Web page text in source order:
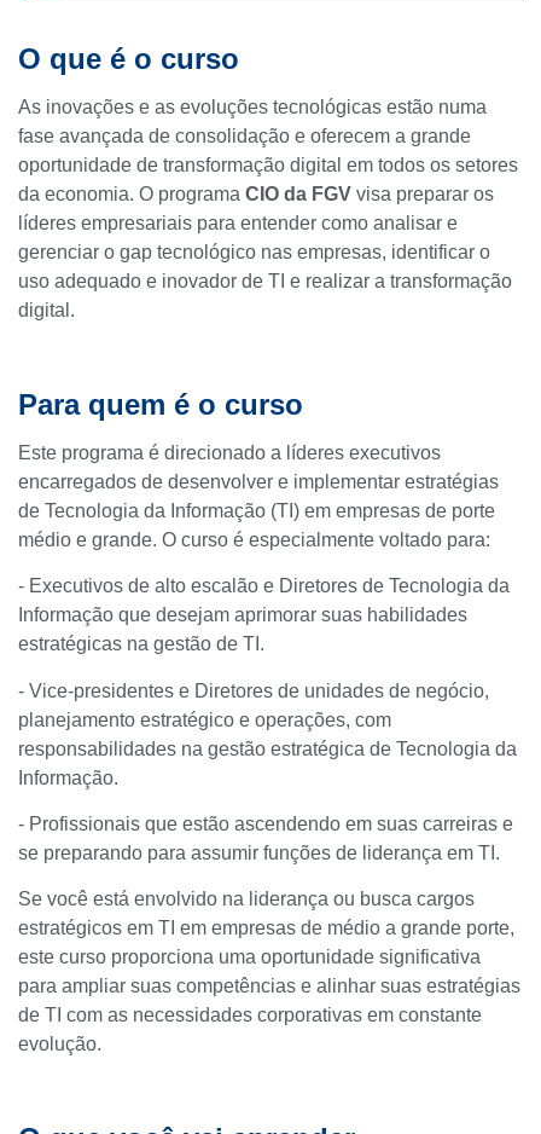
O que é o curso
As inovações e as evoluções tecnológicas estão numa
fase avançada de consolidação e oferecem a grande
oportunidade de transformação digital em todos os setores
da economia. O programa CIO da FGV visa preparar os
líderes empresariais para entender como analisar e
gerenciar o gap tecnológico nas empresas, identificar o
uso adequado e inovador de TI e realizar a transformação
digital.
Para quem é o curso
Este programa é direcionado a líderes executivos
encarregados de desenvolver e implementar estratégias
de Tecnologia da Informação (TI) em empresas de porte
médio e grande. O curso é especialmente voltado para:
- Executivos de alto escalão e Diretores de Tecnologia da
Informação que desejam aprimorar suas habilidades
estratégicas na gestão de TI.
- Vice-presidentes e Diretores de unidades de negócio,
planejamento estratégico e operações, com
responsabilidades na gestão estratégica de Tecnologia da
Informação.
- Profissionais que estão ascendendo em suas carreiras e
se preparando para assumir funções de liderança em TI.
Se você está envolvido na liderança ou busca cargos
estratégicos em TI em empresas de médio a grande porte,
este curso proporciona uma oportunidade significativa
para ampliar suas competências e alinhar suas estratégias
de TI com as necessidades corporativas em constante
evolução.